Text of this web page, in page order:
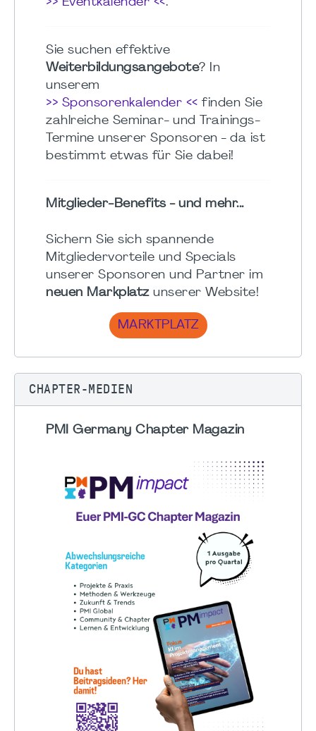
>> Eventkalender <<.
Sie suchen effektive
Weiterbildungsangebote? In
unserem
>> Sponsorenkalender << finden Sie
zahlreiche Seminar- und Trainings-
Termine unserer Sponsoren - da ist
bestimmt etwas für Sie dabei!
Mitglieder-Benefits - und mehr...
Sichern Sie sich spannende
Mitgliedervorteile und Specials
unserer Sponsoren und Partner im
neuen Markplatzunserer Website!
MARKTPLATZ
CHAPTER-MEDIEN
PMI Germany Chapter Magazin